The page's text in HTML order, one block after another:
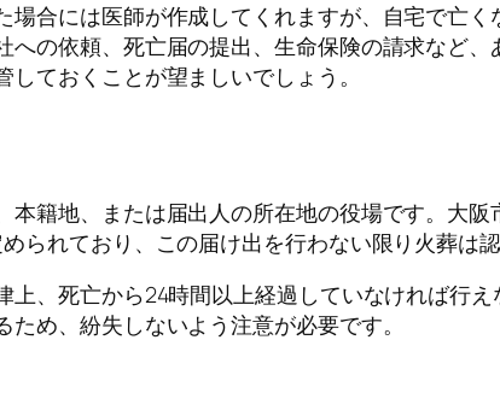
合には医師が作成してくれますが、自宅で亡く
の依頼、死亡届の提出、生命保険の請求など、
ておくことが望ましいでしょう。
籍地、または届出人の所在地の役場です。大阪
れており、この届け出を行わない限り火葬は認
、死亡から24時間以上経過していなければ行
め、紛失しないよう注意が必要です。